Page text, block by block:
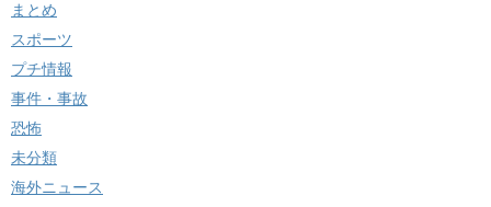
まとめ
スポーツ
プチ情報
事件・事故
恐怖
未分類
海外ニュース